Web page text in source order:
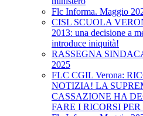
Flc Informa. Maggio
CISL SCUOLA
2013: una decisione a
introduce iniquità!
RASSEGNA
2025
FLC CGIL Verona:
NOTIZIA! LA
CASSAZIONE HA
FARE I RICORSI